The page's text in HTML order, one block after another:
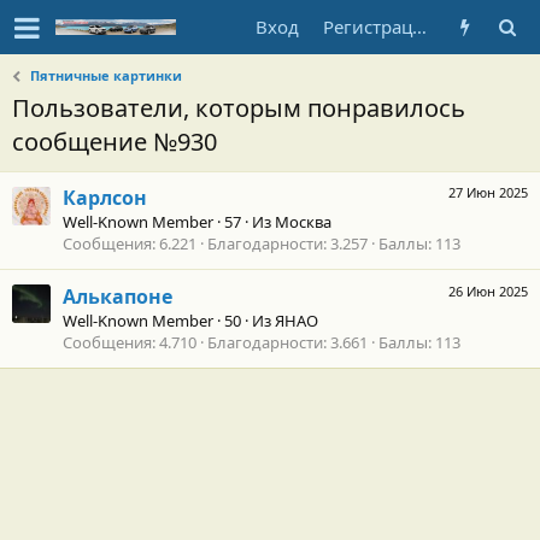
Вход Регистрация
Пятничные картинки
Пользователи, которым понравилось
сообщение №930
27 Июн 2025
Карлсон
Well-Known Member ·57 · Из Москва
Сообщения 6.221 Благодарности 3.257 Баллы 113
26 Июн 2025
Алькапоне
Well-Known Member ·50 · ИзЯНАО
Сообщения 4.710 Благодарности 3.661 Баллы 113